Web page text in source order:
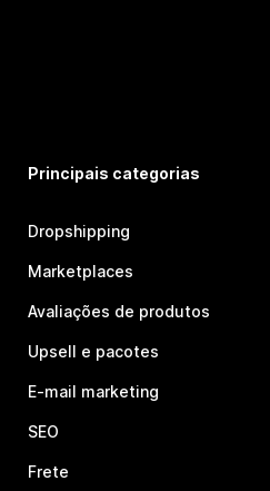
Principais categorias
Dropshipping
Marketplaces
Avaliações de produtos
Upsell e pacotes
E-mail marketing
SEO
Frete